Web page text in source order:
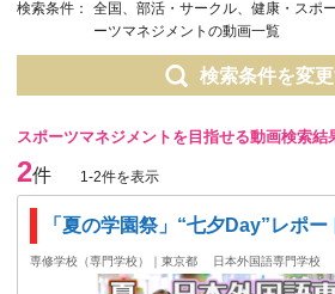
検索条件：
全国、部活・サークル、健康・スポ
ーツマネジメントの動画一覧
検索条件を変
スポーツマネジメントを目指せる動画検索結
2件 1-2件を表示
「夏の学園祭」“七夕Day”レポー
専修学校（専門学校）｜東京都 日本外国語専門学校